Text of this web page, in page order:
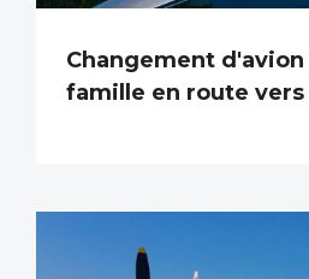
Changement
famille en route